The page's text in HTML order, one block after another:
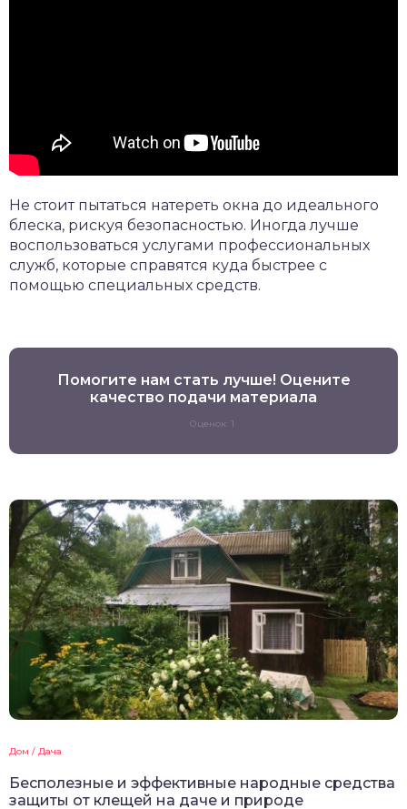
Не стоит пытаться натереть окна до идеального
блеска, рискуя безопасностью. Иногда лучше
воспользоваться услугами профессиональных
служб, которые справятся куда быстрее с
помощью специальных средств.
Помогите нам стать лучше! Оцените
качество подачи материала
Оценок: 1
Дом / Дача
Бесполезные и эффективные народные средства
защиты от клещей на даче и природе